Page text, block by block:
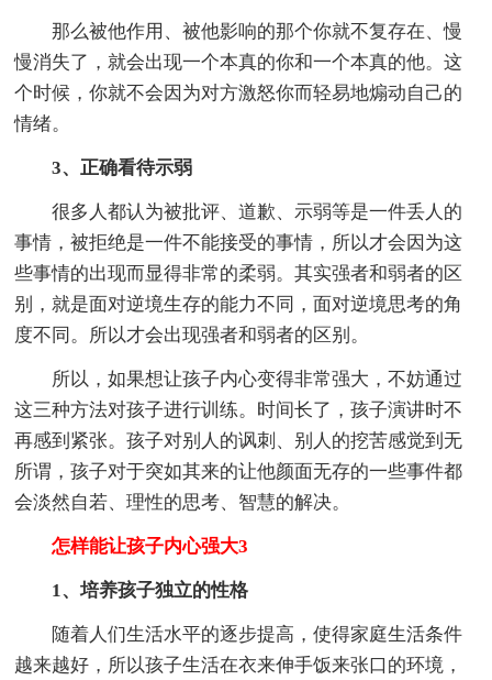
那么被他作用、被他影响的那个你就不复存在、慢
慢消失了，就会出现一个本真的你和一个本真的他。这
个时候，你就不会因为对方激怒你而轻易地煽动自己的
情绪。
3、正确看待示弱
很多人都认为被批评、道歉、示弱等是一件丢人的
事情，被拒绝是一件不能接受的事情，所以才会因为这
些事情的出现而显得非常的柔弱。其实强者和弱者的区
别，就是面对逆境生存的能力不同，面对逆境思考的角
度不同。所以才会出现强者和弱者的区别。
所以，如果想让孩子内心变得非常强大，不妨通过
这三种方法对孩子进行训练。时间长了，孩子演讲时不
再感到紧张。孩子对别人的讽刺、别人的挖苦感觉到无
所谓，孩子对于突如其来的让他颜面无存的一些事件都
会淡然自若、理性的思考、智慧的解决。
怎样能让孩子内心强大3
1、培养孩子独立的性格
随着人们生活水平的逐步提高，使得家庭生活条件
越来越好，所以孩子生活在衣来伸手饭来张口的环境，